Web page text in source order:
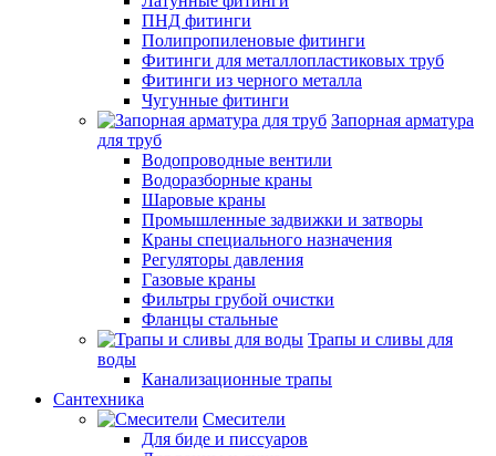
ПНД фитинги
Полипропиленовые фитинги
Фитинги для металлопластиковых труб
Фитинги из черного металла
Чугунные фитинги
Запорная арматура
для труб
Водопроводные вентили
Водоразборные краны
Шаровые краны
Промышленные задвижки и затворы
Краны специального назначения
Регуляторы давления
Газовые краны
Фильтры грубой очистки
Фланцы стальные
Трапы и сливы для
воды
Канализационные трапы
Сантехника
Смесители
Для биде и писсуаров